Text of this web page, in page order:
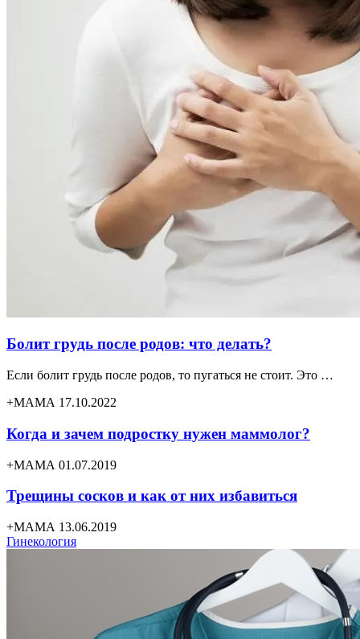
Болит грудь после родов: что делать?
Если болит грудь после родов, то пугаться не стоит. Это …
+МАМА 17.10.2022
Когда и зачем подростку нужен маммолог?
+МАМА 01.07.2019
Трещины сосков и как от них избавиться
+МАМА 13.06.2019
Гинекология